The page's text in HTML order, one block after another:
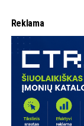
Reklama